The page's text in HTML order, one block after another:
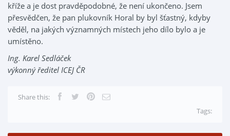
kříže a je dost pravděpodobné, že není ukončeno. Jsem
přesvědčen, že pan plukovník Horal by byl šťastný, kdyby
věděl, na jakých významných místech jeho dílo bylo a je
umístěno.
Ing. Karel Sedláček
výkonný ředitel ICEJ ČR
Share this:
Tags: